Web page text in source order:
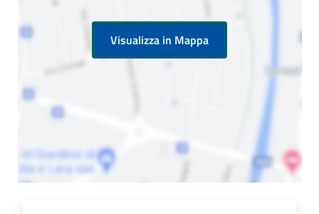
Visualizza in Mappa